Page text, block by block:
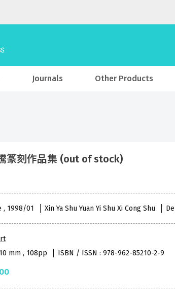
Journals Other Products
篆刻作品集 (out of stock)
, 1998/01 Xin Ya Shu Yuan Yi Shu Xi Cong Shu
mm , 108pp
ISBN / ISSN : 978-962-85210-2-9